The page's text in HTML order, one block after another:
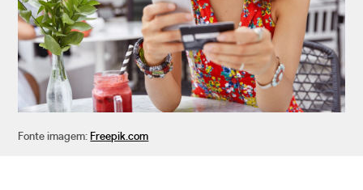
Fonte imagem: Freepik.com